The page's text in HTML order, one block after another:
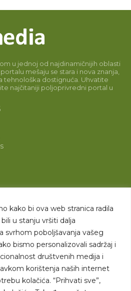
kako bi ova web stranica radila
u stanju vršiti dalja
svrhom poboljšavanja vašeg
bismo personalizovali sadržaj i
društvenih medija i
korištenja naših internet
kolačića. “Prihvati sve”,
u jednoj od najdinamičnijih oblasti
mešaju se stara i nova znanja,
tehnološka dostignuća. Uhvatite
najčitaniji poljoprivredni portal u